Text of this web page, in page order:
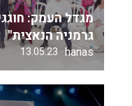
מגדל העמק:
גרמניה הנאצית"
hanas
13.05.23